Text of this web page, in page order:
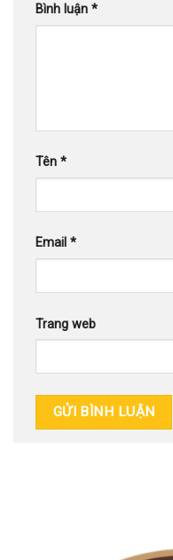
Bình luận *
Tên *
Email *
Trang web